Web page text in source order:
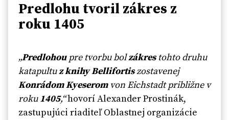
Predlohu tvoril zákres z
roku 1405
„Predlohoupre tvorbu bolzákrestohto druhu
katapultuz knihy Bellifortiszostavenej
Konrádom Kyeseromvon Eichstadt približne v
roku1405,“hovorí Alexander Prostinák,
zastupujúci riaditeľ Oblastnej organizácie